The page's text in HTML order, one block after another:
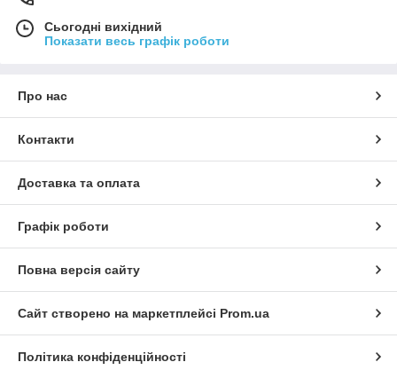
Сьогодні вихідний
Показати весь графік роботи
Про нас
Контакти
Доставка та оплата
Графік роботи
Повна версія сайту
Сайт створено на маркетплейсі Prom.ua
Політика конфіденційності